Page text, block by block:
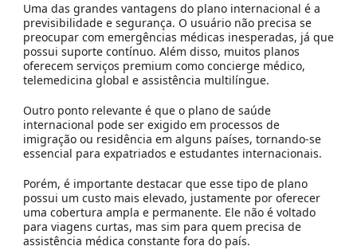
Uma das grandes vantagens do plano internacional é a
previsibilidade e segurança. O usuário não precisa se
preocupar com emergências médicas inesperadas, já que
possui suporte contínuo. Além disso, muitos planos
oferecem serviços premium como concierge médico,
telemedicina global e assistência multilíngue.
Outro ponto relevante é que o plano de saúde
internacional pode ser exigido em processos de
imigração ou residência em alguns países, tornando-se
essencial para expatriados e estudantes internacionais.
Porém, é importante destacar que esse tipo de plano
possui um custo mais elevado, justamente por oferecer
uma cobertura ampla e permanente. Ele não é voltado
para viagens curtas, mas sim para quem precisa de
assistência médica constante fora do país.